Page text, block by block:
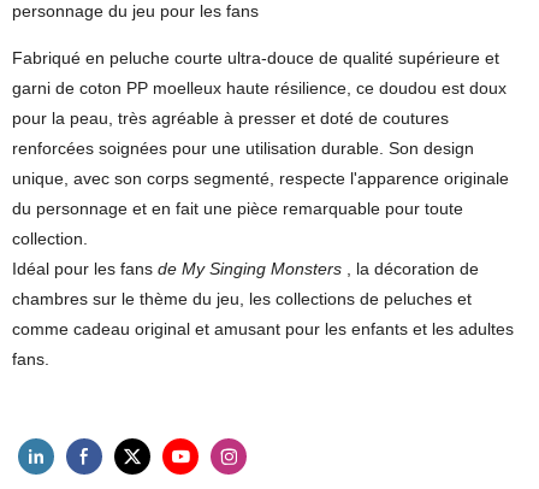
personnage du jeu pour les fans
Fabriqué en peluche courte ultra-douce de qualité supérieure et
garni de coton PP moelleux haute résilience, ce doudou est doux
pour la peau, très agréable à presser et doté de coutures
renforcées soignées pour une utilisation durable. Son design
unique, avec son corps segmenté, respecte l'apparence originale
du personnage et en fait une pièce remarquable pour toute
collection.
Idéal pour les fans de My Singing Monsters , la décoration de
chambres sur le thème du jeu, les collections de peluches et
comme cadeau original et amusant pour les enfants et les adultes
fans.